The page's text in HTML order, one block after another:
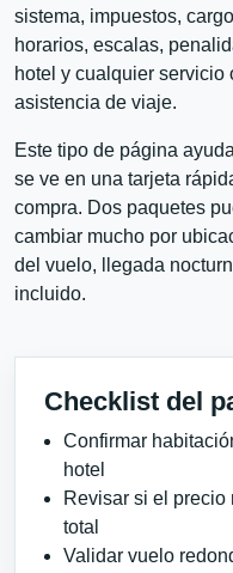
sistema, impuestos,
horarios, escalas,
hotel y cualquier
asistencia de viaje.
Este tipo de página
se ve en una tarjeta
compra. Dos paquetes
cambiar mucho por
del vuelo, llegada
incluido.
Checklist del
Confirmar
hotel
Revisar si el precio
total
Validar vuelo